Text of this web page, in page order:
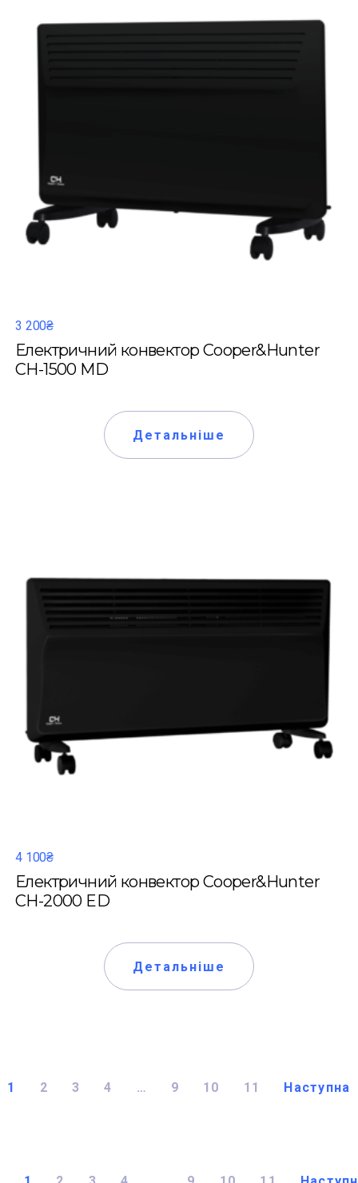
3 200₴
Електричний конвектор Cooper&Hunter
CH-1500 MD
Детальніше
4 100₴
Електричний конвектор Cooper&Hunter
CH-2000 ED
Детальніше
1 2 3 4 … 9 10 11 Наступна